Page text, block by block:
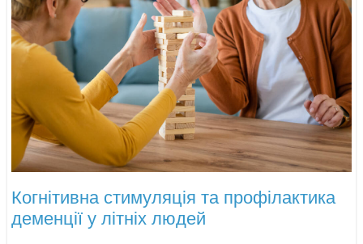
Когнітивна стимуляція та профілактика
деменції у літніх людей